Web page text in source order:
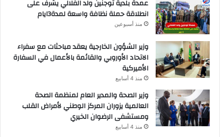
عمدة بلدية توجنين ولد الفلالي يشرف على
انطلاقة حملة نظافة واسعة لمدة3ايام
منذ أسبوعين
وزير الشؤون الخارجية يعقد مباحثات مع سفراء
الاتحاد الأوروبي والقائمة بالأعمال في السفارة
الأميركية
منذ 4 أسابيع
وزير الصحة والمدير العام لمنظمة الصحة
العالمية يزوران المركز الوطني لأمراض القلب
ومستشفى الرضوان الخيري
منذ 4 أسابيع